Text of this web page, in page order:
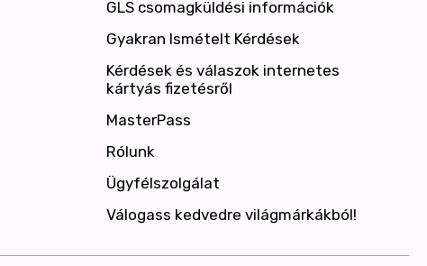
GLS csomagküldési információk
Gyakran Ismételt Kérdések
Kérdések és válaszok internetes
kártyás fizetésről
MasterPass
Rólunk
Ügyfélszolgálat
Válogass kedvedre világmárkákból!